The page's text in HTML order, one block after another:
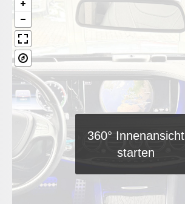
360° Innenansicht
starten